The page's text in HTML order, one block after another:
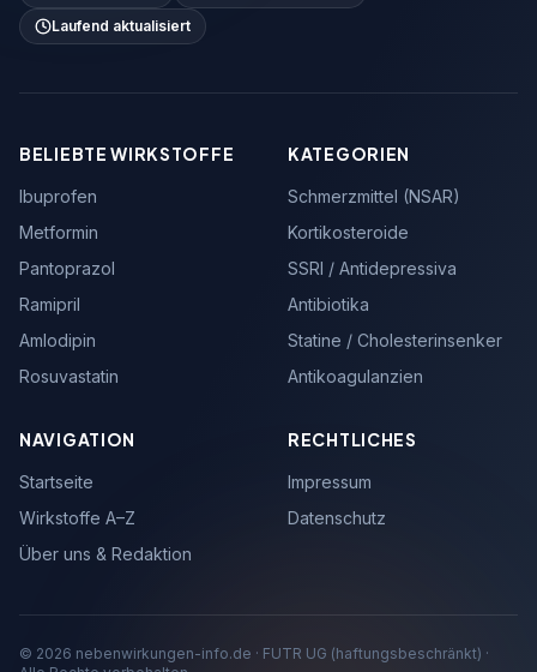
Laufend aktualisiert
BELIEBTE WIRKSTOFFE
Ibuprofen
Metformin
Pantoprazol
Ramipril
Amlodipin
Rosuvastatin
KATEGORIEN
Schmerzmittel (NSAR)
Kortikosteroide
SSRI / Antidepressiva
Antibiotika
Statine / Cholesterinsenker
Antikoagulanzien
NAVIGATION
Startseite
Wirkstoffe A–Z
Über uns & Redaktion
RECHTLICHES
Impressum
Datenschutz
© 2026 nebenwirkungen-info.de · FUTR UG (haftungsbeschränkt) ·